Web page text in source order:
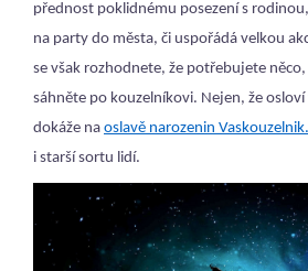
přednost poklidnému posezení s
na party do města, či uspořádá velkou
se však rozhodnete, že potřebujete něco,
sáhněte po kouzelníkovi. Nejen, že
dokáže na oslavě narozenin
i starší sortu lidí.